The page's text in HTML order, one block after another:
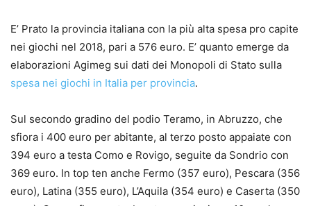
E’ Prato la provincia italiana con la più alta spesa pro capite
nei giochi nel 2018, pari a 576 euro. E’ quanto emerge da
elaborazioni Agimeg sui dati dei Monopoli di Stato sulla
spesa nei giochi in Italia per provincia.
Sul secondo gradino del podio Teramo, in Abruzzo, che
sfiora i 400 euro per abitante, al terzo posto appaiate con
394 euro a testa Como e Rovigo, seguite da Sondrio con
369 euro. In top ten anche Fermo (357 euro), Pescara (356
euro), Latina (355 euro), L’Aquila (354 euro) e Caserta (350